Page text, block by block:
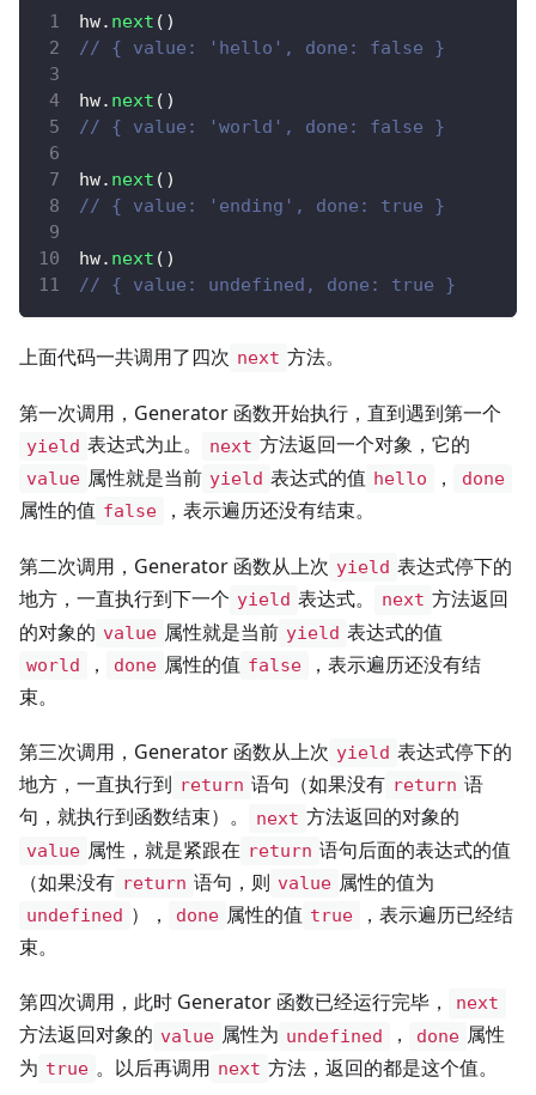
hw. next ( )
// { value: 'hello', done: false }
hw. next ( )
// { value: 'world', done: false }
hw. next ( )
// { value: 'ending', done: true }
hw. next ( )
// { value: undefined, done: true }
上面代码一共调用了四次 next 方法。
第一次调用，Generator 函数开始执行，直到遇到第一个
yield 表达式为止。 next 方法返回一个对象，它的
value 属性就是当前 yield 表达式的值 hello ， done
属性的值 false ，表示遍历还没有结束。
第二次调用，Generator 函数从上次 yield 表达式停下的
地方，一直执行到下一个 yield 表达式。 next 方法返回
的对象的 value 属性就是当前 yield 表达式的值
world ， done 属性的值 false
，表示遍历还没有结
束。
第三次调用，Generator 函数从上次 yield 表达式停下的
地方，一直执行到 return 语句（如果没有 return 语
句，就执行到函数结束）。
next 方法返回的对象的
value 属性，就是紧跟在 return 语句后面的表达式的值
（如果没有 return 语句，则 value 属性的值为
undefined ）， done 属性的值 true
，表示遍历已经结
束。
第四次调用，此时 Generator 函数已经运行完毕， next
方法返回对象的 value 属性为 undefined ， done 属性
为 true 。以后再调用 next 方法，返回的都是这个值。